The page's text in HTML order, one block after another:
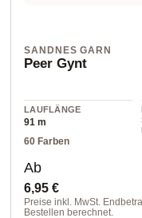
SANDNES GARN
Peer Gynt
LAUFLÄNGE
91 m
60 Farben
Regulärer Preis:
Ab
6,95 €
Preise inkl. MwSt.
Bestellen berechnet.